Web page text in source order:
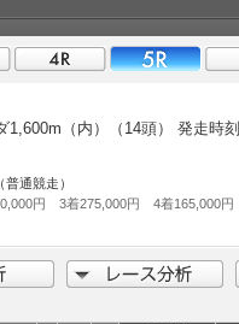
（内）（14頭） 発走時
通競走）
円 3着275,000円 4着165,000円